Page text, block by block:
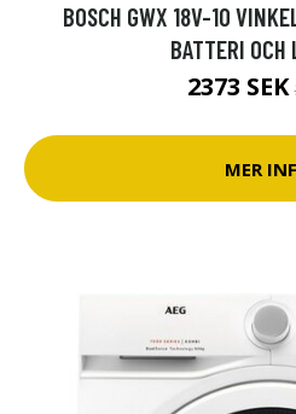
BOSCH GWX 18V-10
BATTERI OCH
2373 SEK
MER